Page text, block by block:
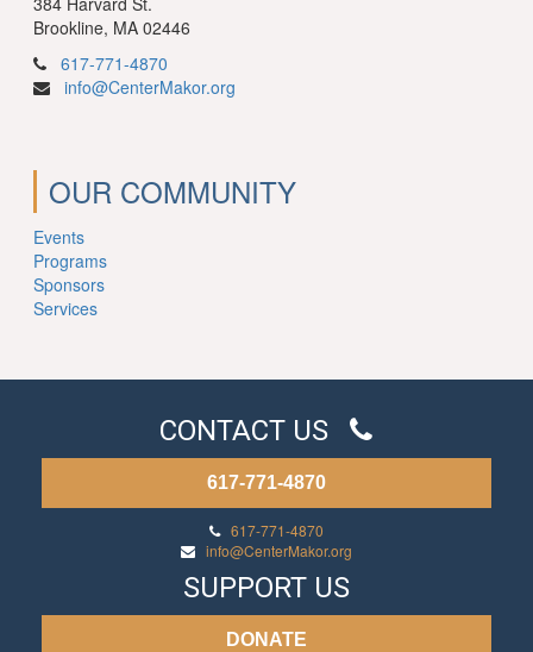
Brookline, MA 02446
617-771-4870
info@CenterMakor.org
OUR COMMUNITY
Events
Programs
Sponsors
Services
CONTACT US
617-771-4870
617-771-4870
info@CenterMakor.org
SUPPORT US
DONATE